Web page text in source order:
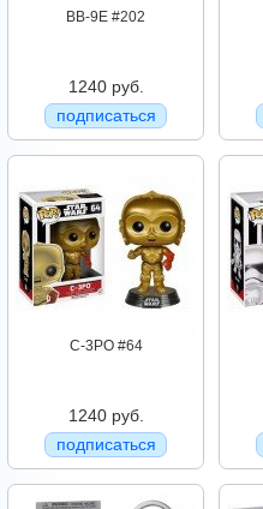
BB-9E #202
1240 руб.
подписаться
C-3PO #64
1240 руб.
подписаться